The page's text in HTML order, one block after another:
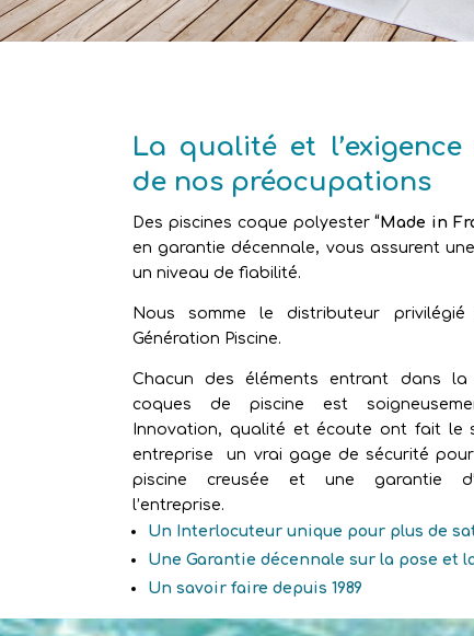
La qualité et
de nos préocupations
Des piscines coque polyester“Made in
en garantie décennale, vous assurent
un niveau de fiabilité.
Nous somme le distributeur
Génération Piscine.
Chacun des éléments entrant dans la
coques de piscine est
Innovation, qualité et écoute ont fait le
entreprise un vrai gage de sécurité
piscine creusée et une garantie
l’entreprise.
Un Interlocuteur unique pour plus de
Une Garantie décennale sur la pose et
Un savoir faire depuis 1989